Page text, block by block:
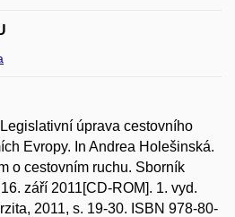
úprava cestovního
Evropy. In Andrea Holešinská.
o cestovním ruchu. Sborník
září 2011[CD-ROM]. 1. vyd.
2011, s. 19-30. ISBN 978-80-